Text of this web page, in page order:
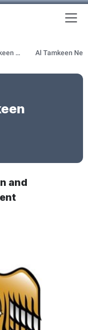
About Al tamkeen newsletter
and